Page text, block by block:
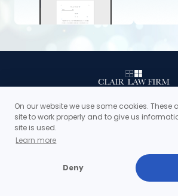
企業法務
会社設立手続きサポート
事業再生
民事再生
On our website we use some cookies. These
site to work properly and to give us
site is used.
Learn more
Deny